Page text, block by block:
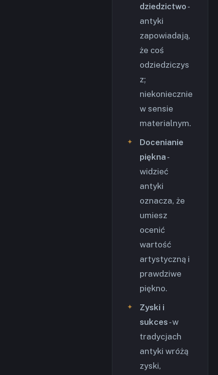
dziedzictwo -
antyki
zapowiadają,
że coś
odziedziczys
z;
niekoniecznie
w sensie
materialnym.
Docenianie
piękna -
widzieć
antyki
oznacza, że
umiesz
ocenić
wartość
artystyczną i
prawdziwe
piękno.
Zyski i
sukces - w
tradycjach
antyki wróżą
zyski,